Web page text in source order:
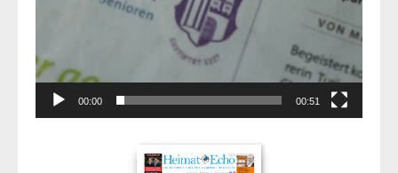
00:00 00:51